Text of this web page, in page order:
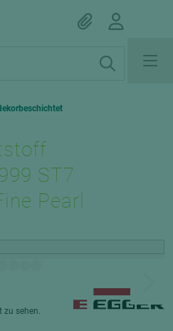
ST7
Pearl
sehen.